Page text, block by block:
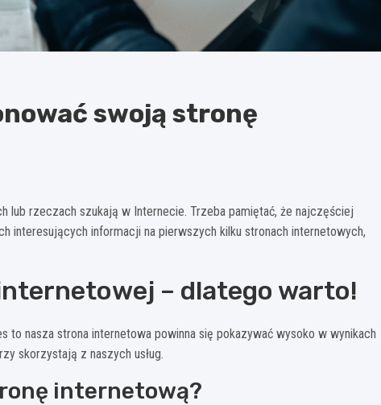
swoją stronę
lub rzeczach szukają w Internecie. Trzeba pamiętać, że najczęściej
interesujących informacji na pierwszych kilku stronach internetowych,
– dlatego warto!
nasza strona internetowa powinna się pokazywać wysoko w wynikach
skorzystają z naszych usług.
internetową?